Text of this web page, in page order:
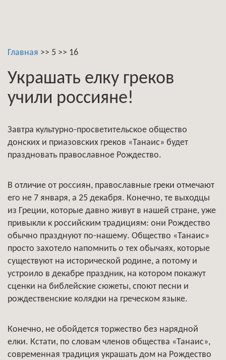
Главная >> 5 >> 16
Украшать елку греков
учили россияне!
Завтра культурно-просветительское общество
донских и приазовских греков «Танаис» будет
праздновать православное Рождество.
В отличие от россиян, православные греки отмечают
его не 7 января, а 25 декабря. Конечно, те выходцы
из Греции, которые давно живут в нашей стране, уже
привыкли к российским традициям: они Рождество
обычно празднуют по-нашему. Общество «Танаис»
просто захотело напомнить о тех обычаях, которые
существуют на исторической родине, а потому и
устроило в декабре праздник, на котором покажут
сценки на библейские сюжеты, споют песни и
рождественские колядки на греческом языке.
Конечно, не обойдется торжество без нарядной
елки. Кстати, по словам членов общества «Танаис»,
современная традиция украшать дом на Рождество